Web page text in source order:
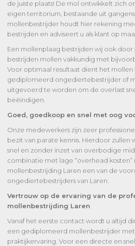
de juiste plaats! De mol ontwikkelt zich
eigen territorium, bestaande uit
mollenbestrijder houdt hier rekening
bestrijden en adviseert u als klant op
Een mollenplaag bestrijden wij ook
bestrijden mollen vakkundig met
Voor optimaal resultaat dient het
gediplomeerd ongediertebestrijder of
uitgevoerd te worden om de overlast
beëindigen.
Goed, goedkoop en snel met oog
Onze medewerkers zijn zeer
bezit van parate kennis. Hierdoor zullen
snel en zonder inzet van overbodige
combinatie met lage “overhead kosten”
mollenbestrijding Laren een van de
ongediertebestrijders van Laren.
Vertrouw op de ervaring van de
mollenbestrijding Laren
Vanaf het eerste contact wordt u altijd
een gediplomeerd mollenbestrijder
praktijkervaring. Voor een directe en